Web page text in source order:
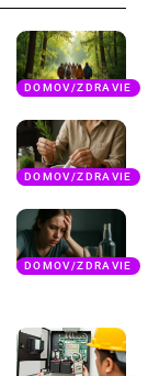
DOMOV/ZDRAVIE
DOMOV/ZDRAVIE
DOMOV/ZDRAVIE